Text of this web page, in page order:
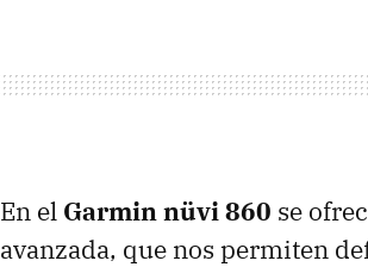
En el Garmin nüvi 860 se
avanzada, que nos permiten